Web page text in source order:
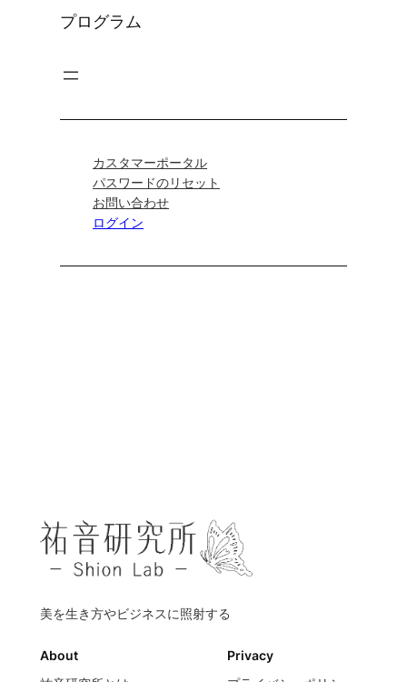
プログラム
カスタマーポータル
パスワードのリセット
お問い合わせ
ログイン
美を生き方やビジネスに照射する
About
Privacy